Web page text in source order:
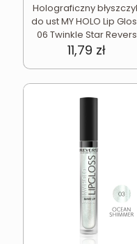
Holograficzny
do ust MY HOLO Lip
06 Twinkle Star Revers
11,79 zł